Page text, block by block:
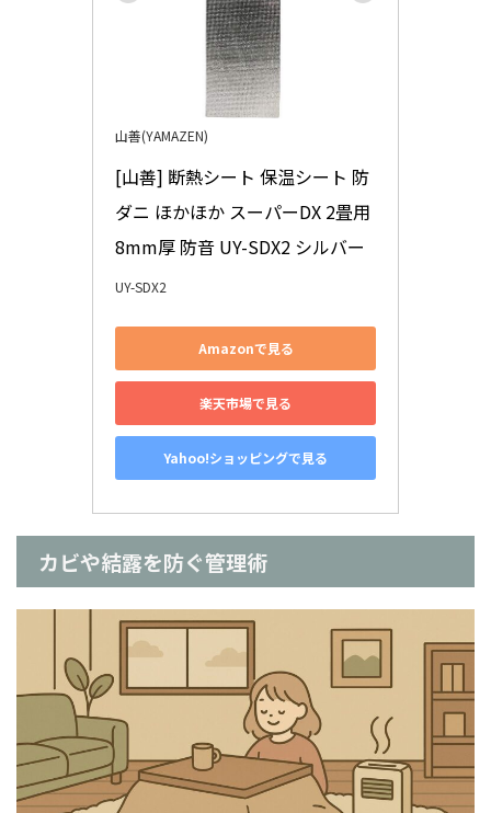
山善(YAMAZEN)
[山善] 断熱シート 保温シート 防
ダニ ほかほか スーパーDX 2畳用
8mm厚 防音 UY-SDX2 シルバー
UY-SDX2
Amazonで見る
楽天市場で見る
Yahoo!ショッピングで見る
カビや結露を防ぐ管理術